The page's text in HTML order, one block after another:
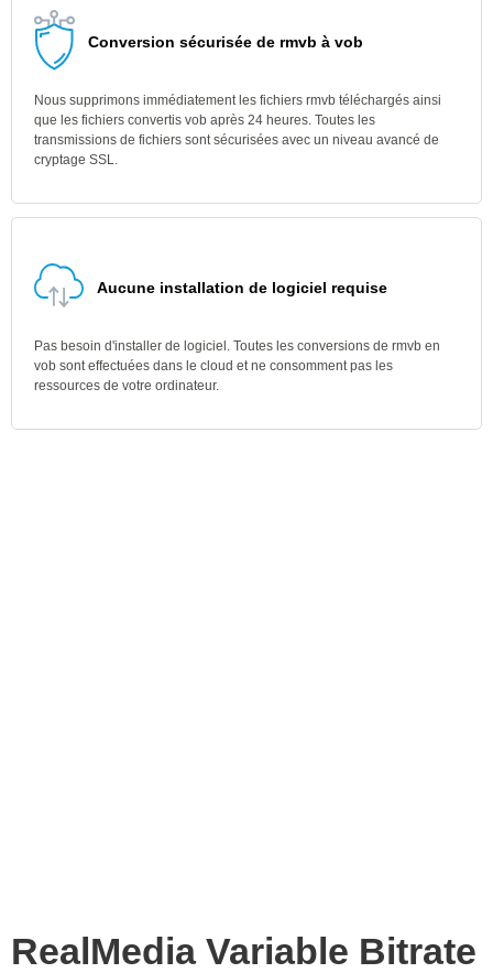
Conversion sécurisée de rmvb à vob
Nous supprimons immédiatement les fichiers rmvb téléchargés ainsi
que les fichiers convertis vob après 24 heures. Toutes les
transmissions de fichiers sont sécurisées avec un niveau avancé de
cryptage SSL.
Aucune installation de logiciel requise
Pas besoin d'installer de logiciel. Toutes les conversions de rmvb en
vob sont effectuées dans le cloud et ne consomment pas les
ressources de votre ordinateur.
RealMedia Variable Bitrate